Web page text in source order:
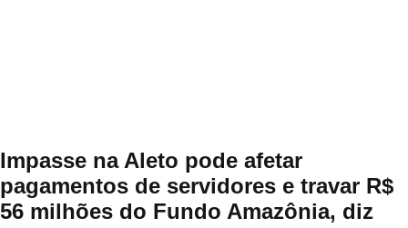
Impasse na Aleto pode afetar
pagamentos de servidores e travar R$
56 milhões do Fundo Amazônia, diz